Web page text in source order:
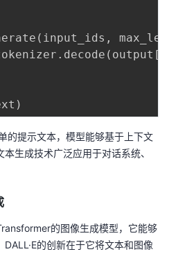
( input_ids ,
. decode ( output [
)
的提示文本，模型能够基于上下文
生成技术广泛应用于对话系统、
的图像生成模型，它能够
的创新在于它将文本和图像